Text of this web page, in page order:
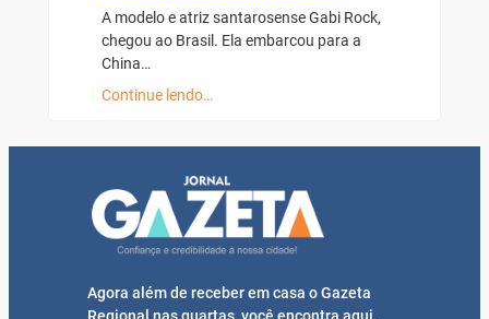
A modelo e atriz santarosense Gabi Rock,
chegou ao Brasil. Ela embarcou para a
China…
Continue lendo…
Agora além de receber em casa o Gazeta